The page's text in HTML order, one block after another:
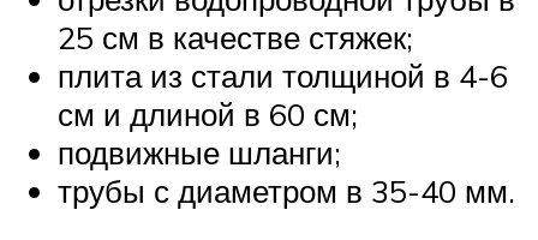
25 см в качестве стяжек;
плита из стали толщиной в 4-6
см и длиной в 60 см;
подвижные шланги;
трубы с диаметром в 35-40 мм.